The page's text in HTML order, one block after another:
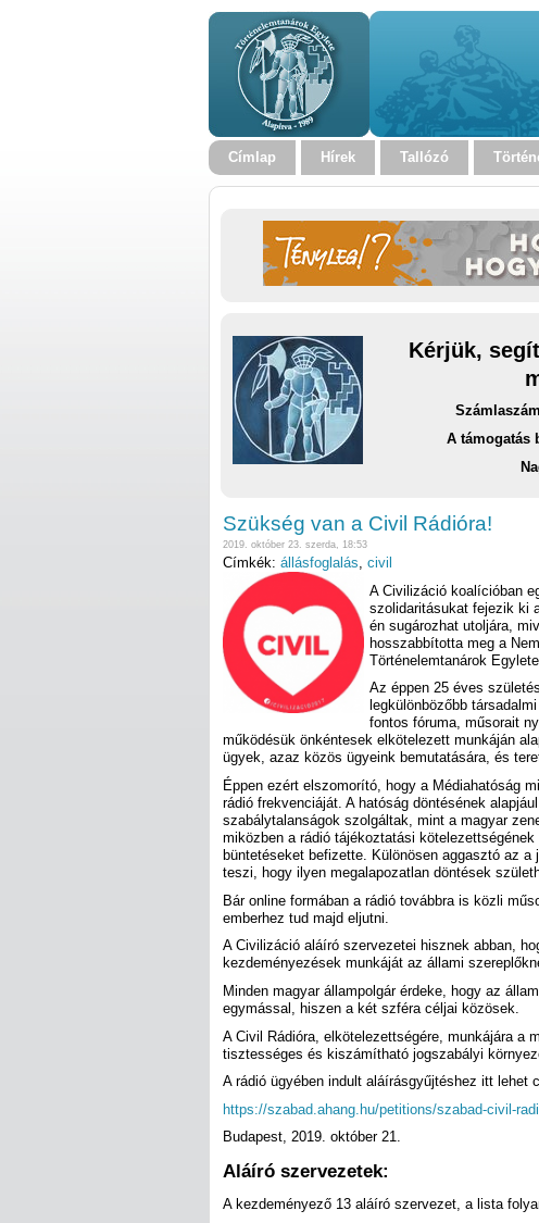
Címlap Hírek Tallózó
Kérjük,
A támogatás
Szükség van a Civil Rádióra!
2019. október 23. szerda, 18:53
Címkék: állásfoglalás, civil
A Civilizáció koalícióban
szolidaritásukat fejezik ki
én sugározhat utoljára,
hosszabbította meg a
Történelemtanárok
Az éppen 25 éves
legkülönbözőbb
fontos fóruma, műsorait
működésük önkéntesek elkötelezett munkáján
ügyek, azaz közös ügyeink bemutatására, és
Éppen ezért elszomorító, hogy a Médiahatóság
rádió frekvenciáját. A hatóság döntésének
szabálytalanságok szolgáltak, mint a magyar
miközben a rádió tájékoztatási
büntetéseket befizette. Különösen aggasztó az
teszi, hogy ilyen megalapozatlan döntések
Bár online formában a rádió továbbra is közli
emberhez tud majd eljutni.
A Civilizáció aláíró szervezetei hisznek abban,
kezdeményezések munkáját az állami
Minden magyar állampolgár érdeke, hogy az
egymással, hiszen a két szféra céljai közösek.
A Civil Rádióra, elkötelezettségére, munkájára a
tisztességes és kiszámítható jogszabályi
A rádió ügyében indult aláírásgyűjtéshez itt lehet
https://szabad.ahang.hu/petitions/szabad-civil-
Budapest, 2019. október 21.
Aláíró szervezetek:
A kezdeményező 13 aláíró szervezet, a lista